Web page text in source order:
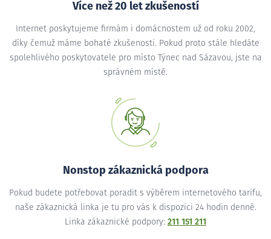
Více než 20 let zkušeností
Internet poskytujeme firmám i domácnostem už od roku 2002,
díky čemuž máme bohaté zkušenosti. Pokud proto stále hledáte
spolehlivého poskytovatele pro místo Týnec nad Sázavou, jste na
správném místě.
Nonstop zákaznická podpora
Pokud budete potřebovat poradit s výběrem internetového tarifu,
naše zákaznická linka je tu pro vás k dispozici 24 hodin denně.
Linka zákaznické podpory: 211 151 211